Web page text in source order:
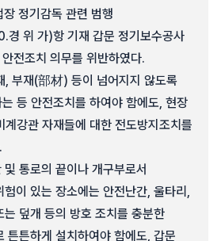
정기감독 관련 범행
위 가)항 기재 갑문 정기보수공사
전조치 의무를 위반하였다.
, 부재(部材) 등이 넘어지지 않도록
등 안전조치를 하여야 함에도, 현장
계강관 자재들에 대한 전도방지조치를
통로의 끝이나 개구부로서
이 있는 장소에는 안전난간, 울타리,
는 덮개 등의 방호 조치를 충분한
튼튼하게 설치하여야 함에도, 갑문